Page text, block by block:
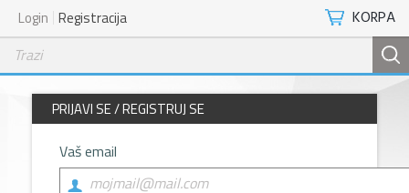
KORPA
Login Registracija
PRIJAVI SE / REGISTRUJ SE
Vaš email